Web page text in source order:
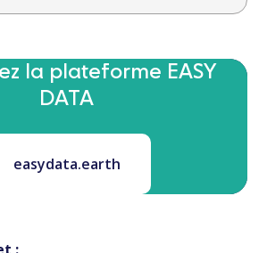
la plateforme EASY
DATA
easydata.earth